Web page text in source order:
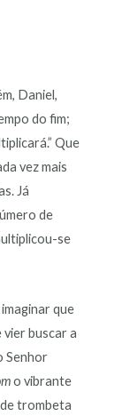
Daniel,
do fim;
Que
vez mais
Já
de
se
que
buscar a
Senhor
o vibrante
trombeta